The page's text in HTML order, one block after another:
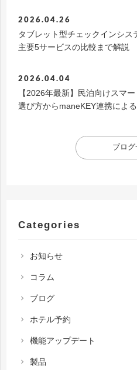
2026.04.26
タブレット型チェックインシス
主要5サービスの比較まで解説
2026.04.04
【2026年最新】民泊向けスマ
選び方からmaneKEY連携によ
ブログ
Categories
chevron_right お知らせ
chevron_right コラム
chevron_right ブログ
chevron_right ホテル予約
chevron_right 機能アップデート
chevron_right 製品